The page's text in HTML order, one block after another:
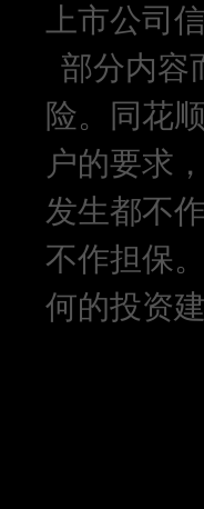
上市公司
部分内容
险。同花
户的要求
发生都不
不作担保
何的投资